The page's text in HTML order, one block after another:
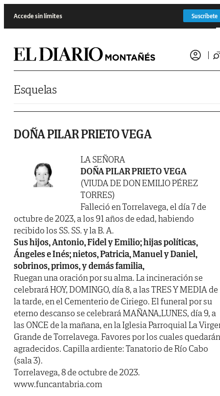
Accede sin límites Suscríbete
Esquelas
DOÑA PILAR PRIETO VEGA
LA SEÑORA
DOÑA PILAR PRIETO VEGA
(VIUDA DE DON EMILIO PÉREZ
TORRES)
Falleció en Torrelavega, el día 7 de
octubre de 2023, a los 91 años de edad, habiendo
recibido los SS. SS. y la B. A.
Sus hijos, Antonio, Fidel y Emilio; hijas políticas,
Ángeles e Inés; nietos, Patricia, Manuel y Daniel,
sobrinos, primos, y demás familia,
Ruegan una oración por su alma. La incineración se
celebrará HOY, DOMINGO, día 8, a las TRES Y MEDIA de
la tarde, en el Cementerio de Ciriego. El funeral por su
eterno descanso se celebrará MAÑANA,LUNES, día 9, a
las ONCE de la mañana, en la Iglesia Parroquial La
Grande de Torrelavega. Favores por los cuales quedarán
agradecidos. Capilla ardiente: Tanatorio de Río Cabo
(sala 3).
Torrelavega, 8 de octubre de 2023.
www.funcantabria.com